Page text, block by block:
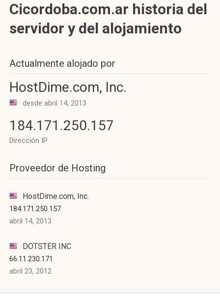
Cicordoba.com.ar historia del
servidor y del alojamiento
Actualmente alojado por
HostDime.com, Inc.
desde abril 14, 2013
184.171.250.157
Dirección IP
Proveedor de Hosting
HostDime.com, Inc.
184.171.250.157
abril 14, 2013
DOTSTER INC
66.11.230.171
abril 23, 2012